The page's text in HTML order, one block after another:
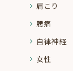
肩こり
腰痛
自律神経
女性